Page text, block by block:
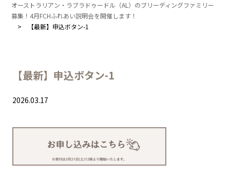
オーストラリアン・ラブラドゥードル（AL）のブリーディングファミリー
募集！4月FCHふれあい説明会を開催します！
>
【最新】申込ボタン-1
【最新】申込ボタン-1
2026.03.17